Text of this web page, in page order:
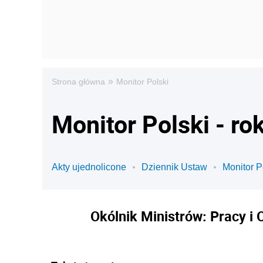
Strona główna » Monitor Polski
Monitor Polski -
Akty ujednolicone Dziennik Ustaw Monitor
Okólnik Ministrów: Pracy i